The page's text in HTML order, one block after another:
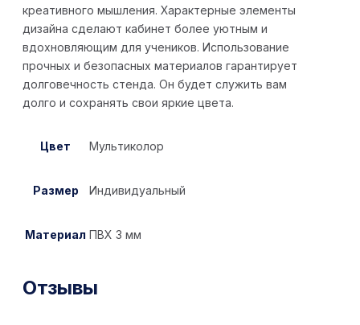
креативного мышления. Характерные элементы
дизайна сделают кабинет более уютным и
вдохновляющим для учеников. Использование
прочных и безопасных материалов гарантирует
долговечность стенда. Он будет служить вам
долго и сохранять свои яркие цвета.
Цвет Мультиколор
Размер Индивидуальный
Материал ПВХ 3 мм
Отзывы